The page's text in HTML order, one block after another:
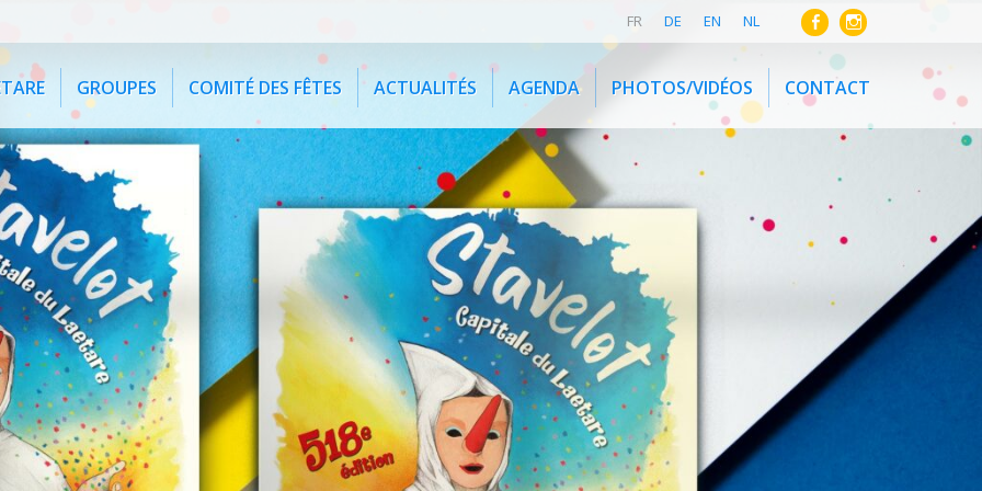
FR DE EN NL
GROUPES COMITÉ DES FÊTES ACTUALITÉS AGENDA PHOTOS/VIDÉOS CONTACT